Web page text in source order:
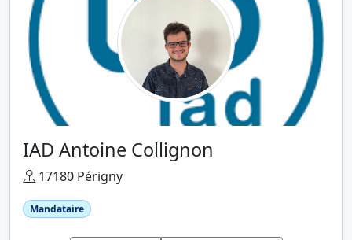
IAD Antoine Collignon
17180 Périgny
Mandataire